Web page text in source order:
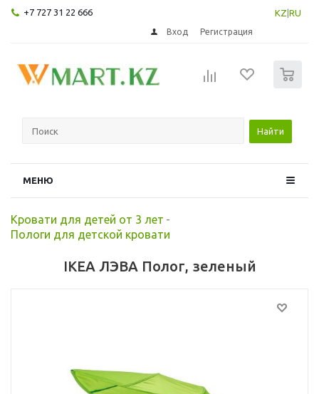
+7 727 31 22 666 KZ RU
Вход Регистрация
Найти
МЕНЮ
Кровати для детей от 3 лет -
Пологи для детской кровати
IKEA ЛЭВА Полог, зеленый